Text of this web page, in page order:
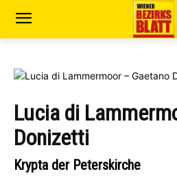
Lucia di
Donizetti
Krypta der Peterskirche